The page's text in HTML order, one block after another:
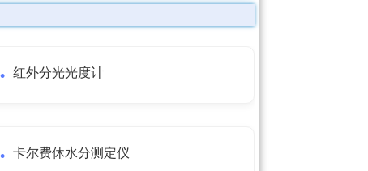
红外分光光度计
卡尔费休水分测定仪